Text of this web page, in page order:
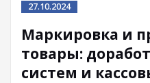
27.10.2024
Маркировка и
товары:
систем и